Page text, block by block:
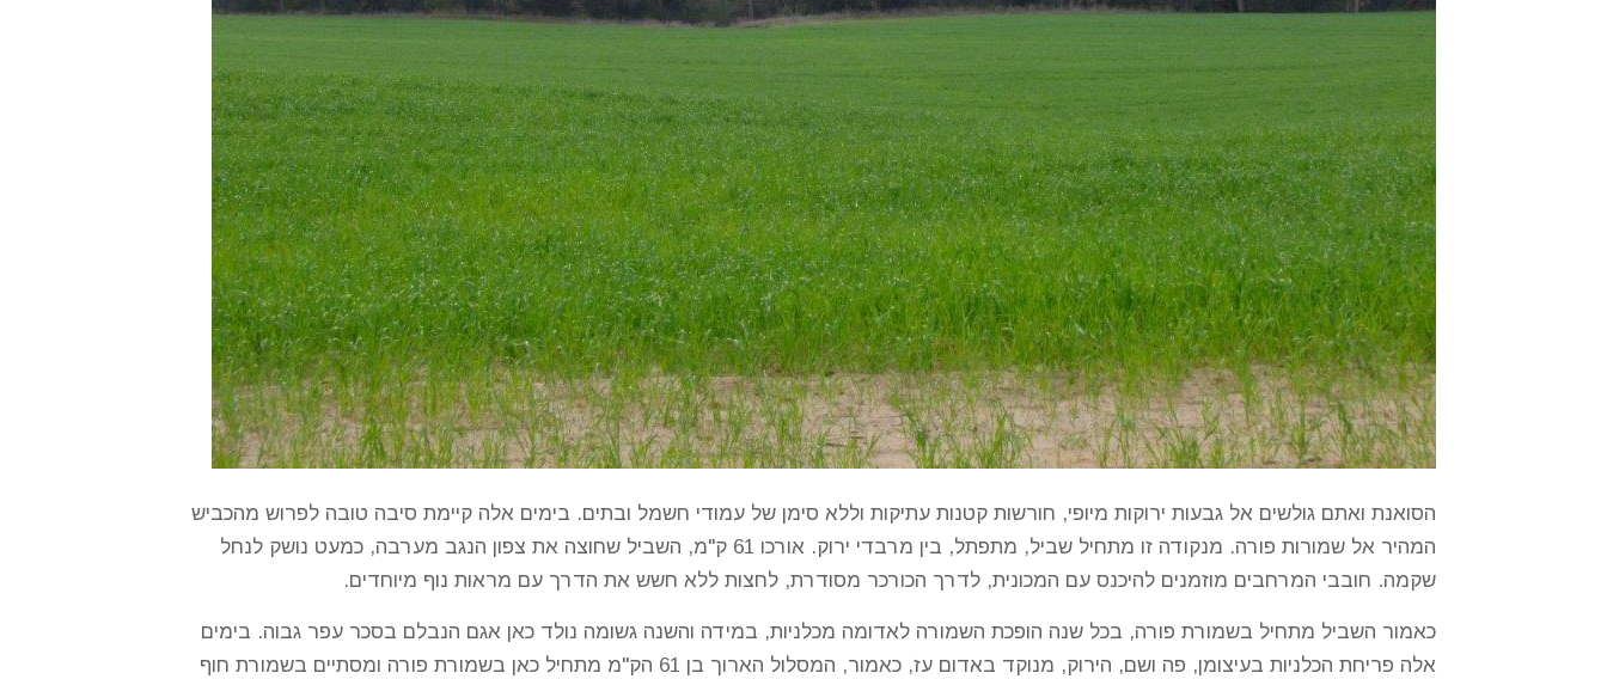
הסואנת ואתם גולשים אל גבעות ירוקות מיופי, חורשות קטנות עתיקות וללא סימן של עמודי חשמל ובתים. בימים אלה קיימת סיבה טובה לפרוש מהכביש
המהיר אל שמורות פורה. מנקודה זו מתחיל שביל, מתפתל, בין מרבדי ירוק. אורכו 61 ק"מ, השביל שחוצה את צפון הנגב מערבה, כמעט נושק לנחל
שקמה. חובבי המרחבים מוזמנים להיכנס עם המכונית, לדרך הכורכר מסודרת, לחצות ללא חשש את הדרך עם מראות נוף מיוחדים.
כאמור השביל מתחיל בשמורת פורה, בכל שנה הופכת השמורה לאדומה מכלניות, במידה והשנה גשומה נולד כאן אגם הנבלם בסכר עפר גבוה. בימים
אלה פריחת הכלניות בעיצומן, פה ושם, הירוק, מנוקד באדום עז, כאמור, המסלול הארוך בן 61 הק"מ מתחיל כאן בשמורת פורה ומסתיים בשמורת חוף